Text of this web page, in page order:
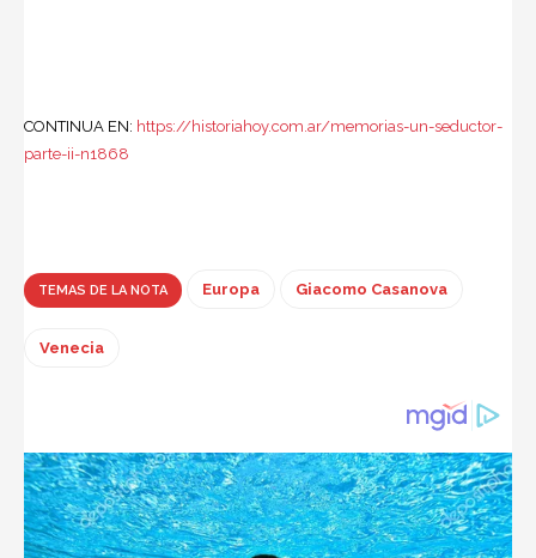
CONTINUA EN: https://historiahoy.com.ar/memorias-un-seductor-
parte-ii-n1868
TEMAS DE LA NOTA Europa Giacomo Casanova
Venecia